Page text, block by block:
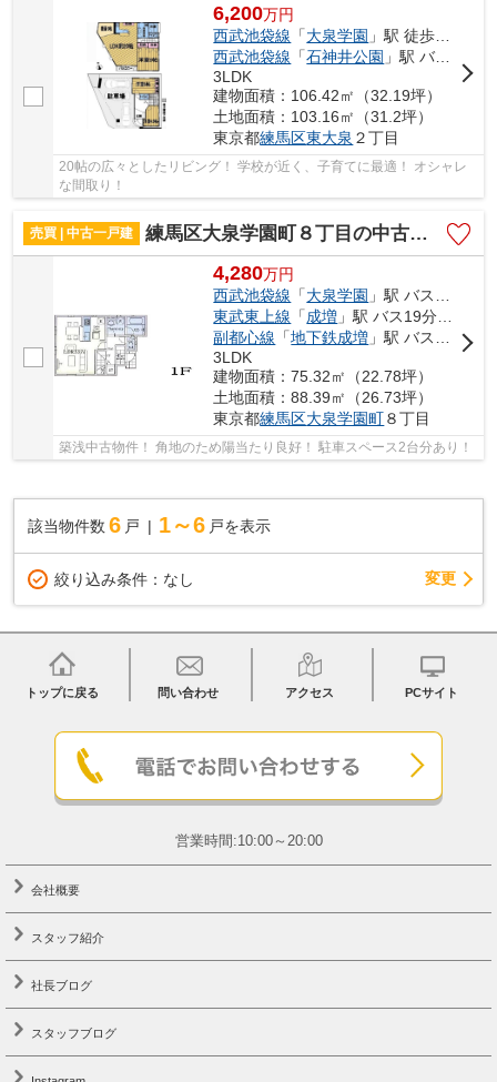
6,200万円
西武池袋線 「大泉学園 」駅 徒歩18分
西武池袋線 「石神井公園 」駅 バス10分 「三原台中学校」 停歩1分
3LDK
建物面積：106.42㎡（32.19坪）
土地面積：103.16㎡（31.2坪）
東京都練馬区東大泉 ２丁目
20帖の広々としたリビング！ 学校が近く、子育てに最適！ オシャレ
な間取り！
売買 | 中古一戸建 練馬区大泉学園町８丁目の中古一戸建
4,280万円
西武池袋線 「大泉学園 」駅 バス16分 「長久保バス停」 停歩4分
東武東上線 「成増 」駅 バス19分 「長久保バス停」 停歩4分
副都心線 「地下鉄成増 」駅 バス19分 「長久保バス停」 停歩4分
3LDK
建物面積：75.32㎡（22.78坪）
土地面積：88.39㎡（26.73坪）
東京都練馬区大泉学園町８丁目
築浅中古物件！ 角地のため陽当たり良好！ 駐車スペース2台分あり！
該当物件数 6 戸 1～6 戸を表示
絞り込み条件： なし 変更
トップに戻る 問い合わせ アクセス PCサイト
営業時間:10:00～20:00
会社概要
スタッフ紹介
社長ブログ
スタッフブログ